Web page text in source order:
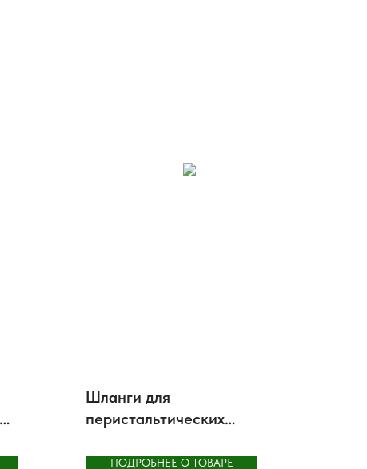
Шланги для
перистальтических
Abaque
ПОДРОБНЕЕ О ТОВАРЕ